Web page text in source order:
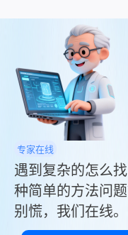
专家在线
遇到复杂的怎么
种简单的方法问题
别慌，我们在线。